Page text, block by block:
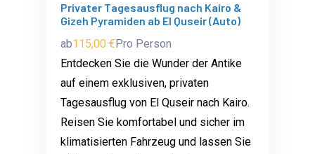
Privater Tagesausflug nach Kairo &
Gizeh Pyramiden ab El Quseir (Auto)
ab115,00 €Pro Person
Entdecken Sie die Wunder der Antike
auf einem exklusiven, privaten
Tagesausflug von El Quseir nach Kairo.
Reisen Sie komfortabel und sicher im
klimatisierten Fahrzeug und lassen Sie